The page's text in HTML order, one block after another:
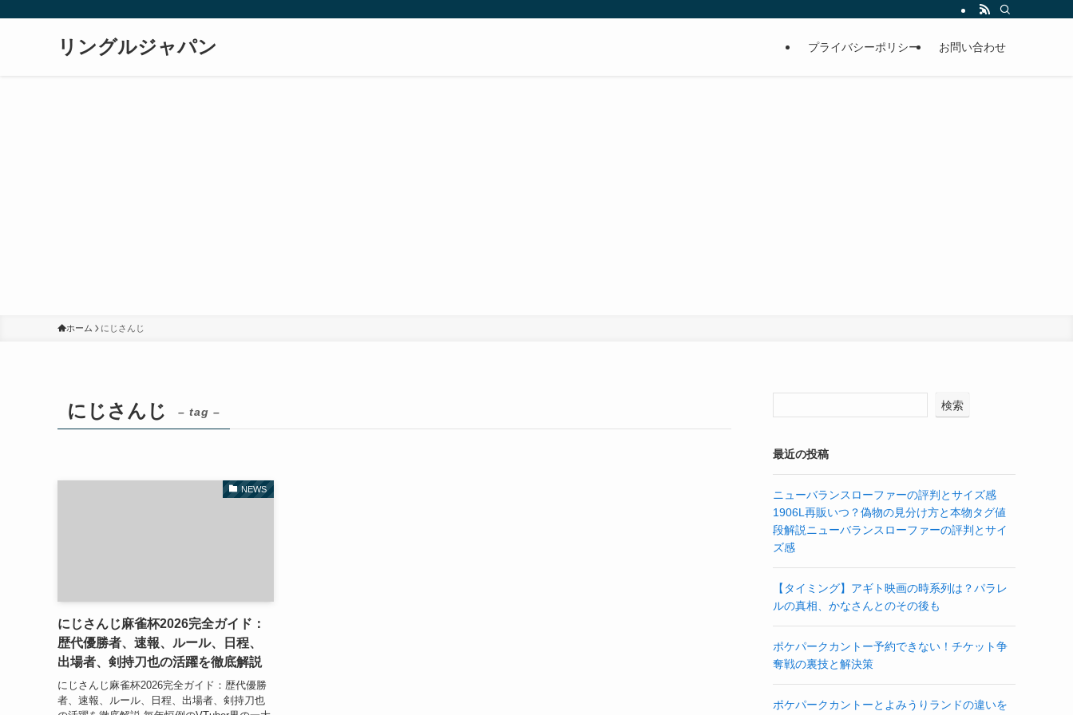
リングルジャパン プライバシーポリシー お問い合わせ
ホーム にじさんじ
にじさんじ – tag –
NEWS
にじさんじ麻雀杯2026完全ガイド：
歴代優勝者、速報、ルール、日程、
出場者、剣持刀也の活躍を徹底解説
にじさんじ麻雀杯2026完全ガイド：歴代優勝
者、速報、ルール、日程、出場者、剣持刀也
検索
最近の投稿
ニューバランスローファーの評判とサイズ感
1906L再販いつ？偽物の見分け方と本物タグ値
段解説ニューバランスローファーの評判とサイ
ズ感
【タイミング】アギト映画の時系列は？パラレ
ルの真相、かなさんとのその後も
ポケパークカントー予約できない！チケット争
奪戦の裏技と解決策
ポケパークカントーとよみうりランドの違いを